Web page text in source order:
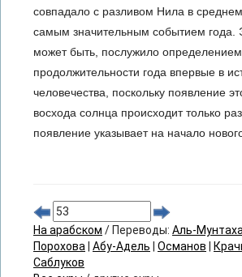
совпадало с разливом Нила в среднем
самым значительным событием года.
может быть, послужило определением
продолжительности года впервые в
человечества, поскольку появление
восхода солнца происходит только
появление указывает на начало
На арабском / Переводы: Аль-
Порохова
Абу-Адель Османов
Саблуков